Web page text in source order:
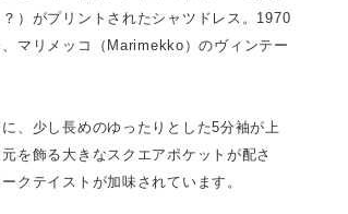
）がプリントされたシャツドレス。1970
マリメッコ（Marimekko）のヴィンテー
、少し長めのゆったりとした5分袖が上
を飾る大きなスクエアポケットが配さ
クテイストが加味されています。